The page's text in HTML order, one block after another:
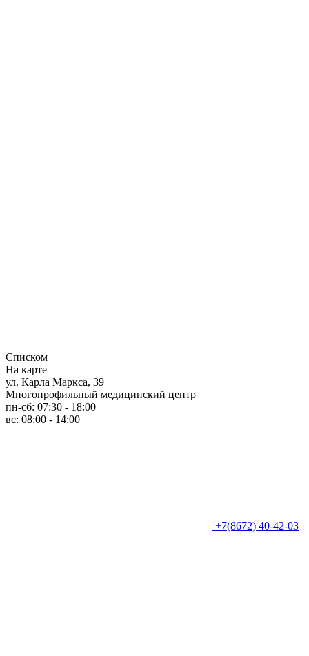
Списком
На карте
ул. Карла Маркса, 39
Многопрофильный медицинский центр
пн-сб: 07:30 - 18:00
вс: 08:00 - 14:00
+7(8672) 40-42-03